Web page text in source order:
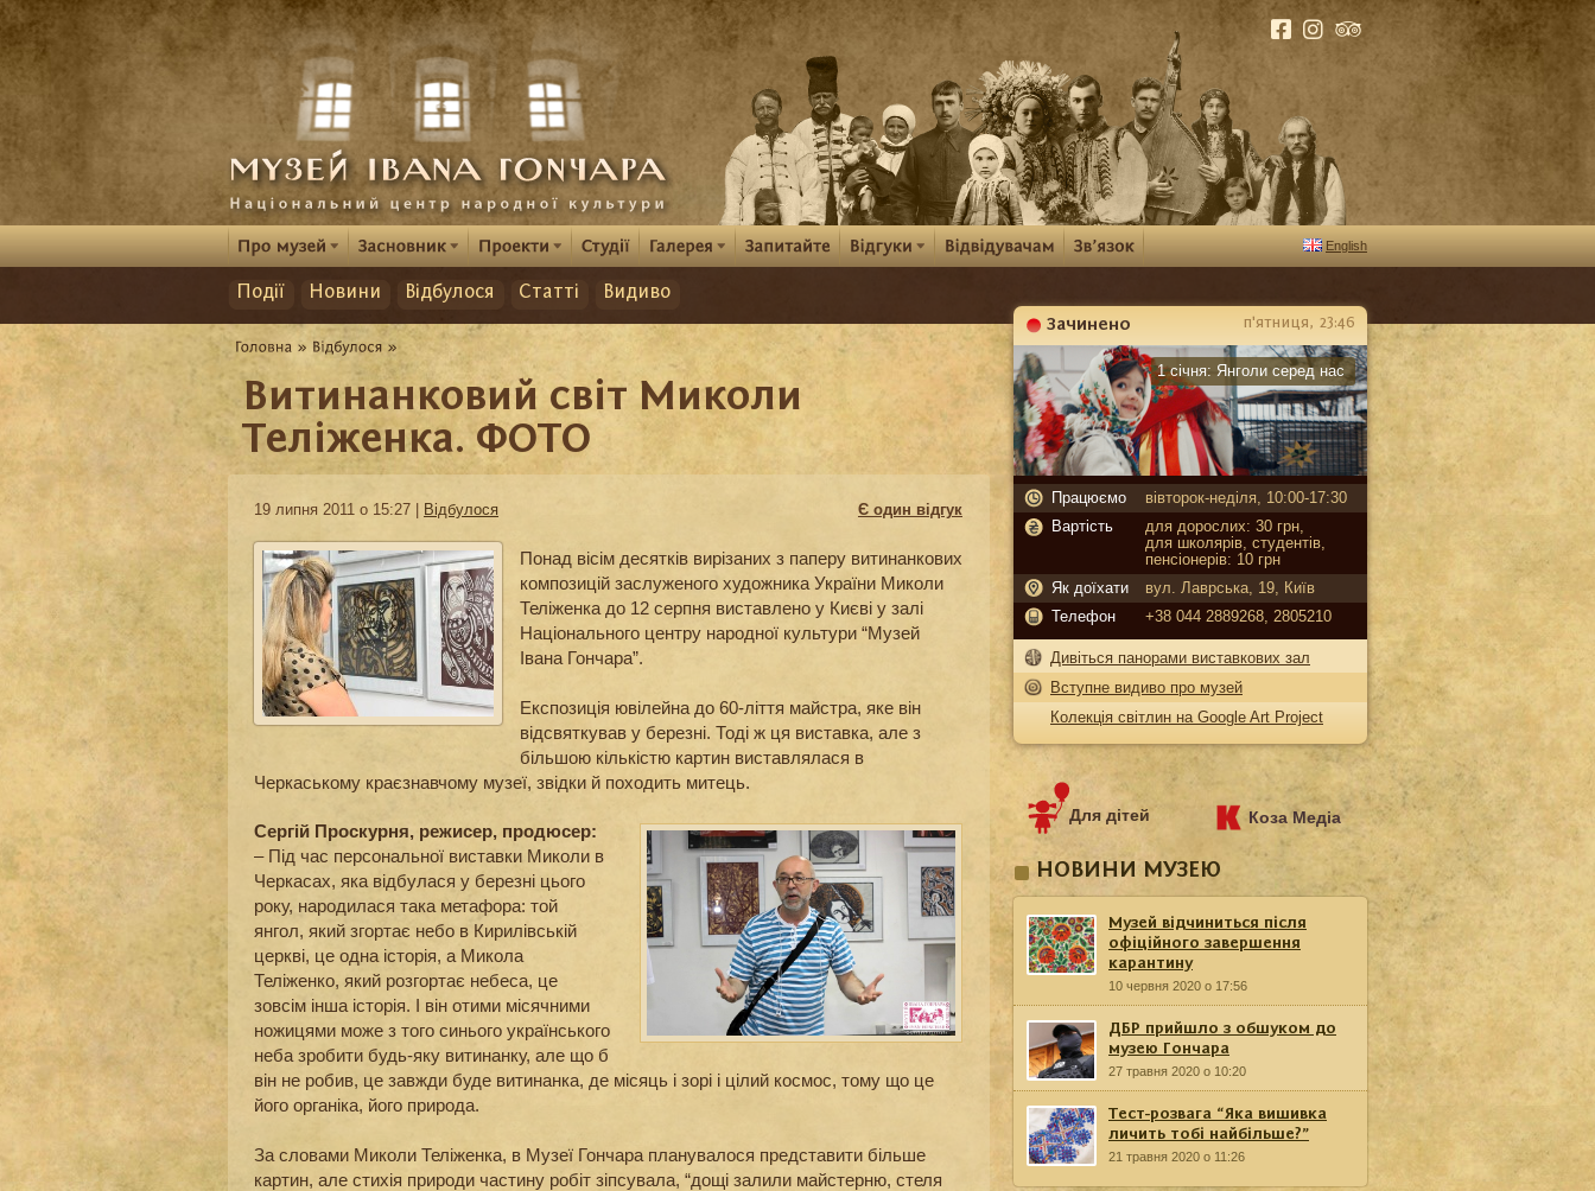
English
Події Новини Відбулося Статті Видиво
Витинанковий світ Миколи
Теліженка. ФОТО
19 липня 2011 о 15:27 | Відбулося Є один відгук
Понад вісім десятків вирізаних з паперу витинанкових
композицій заслуженого художника України Миколи
Теліженка до 12 серпня виставлено у Києві у залі
Національного центру народної культури “Музей
Івана Гончара”.
Експозиція ювілейна до 60-ліття майстра, яке він
відсвяткував у березні. Тоді ж ця виставка, але з
більшою кількістю картин виставлялася в
Черкаському краєзнавчому музеї, звідки й походить митець.
Сергій Проскурня, режисер, продюсер:
– Під час персональної виставки Миколи в
Черкасах, яка відбулася у березні цього
року, народилася така метафора: той
янгол, який згортає небо в Кирилівській
церкві, це одна історія, а Микола
Теліженко, який розгортає небеса, це
зовсім інша історія. І він отими місячними
ножицями може з того синього українського
неба зробити будь-яку витинанку, але що б
він не робив, це завжди буде витинанка, де місяць і зорі і цілий космос, тому що це
його органіка, його природа.
За словами Миколи Теліженка, в Музеї Гончара планувалося представити більше
картин, але стихія природи частину робіт зіпсувала, “дощі залили майстерню, стеля
Зачинено
Карантин
п'ятниця, 23:46
1 січня: Янголи серед нас
Працюємо
вівторок-неділя, 10:00-17:30
Вартість
для дорослих: 30 грн,
для школярів, студентів,
пенсіонерів: 10 грн
Як доїхати
вул. Лаврська, 19, Київ
Телефон
+38 044 2889268, 2805210
Дивіться панорами виставкових зал
Вступне видиво про музей
Колекція світлин на Google Art Project
Для дітей Коза Медіа
НОВИНИ МУЗЕЮ
Музей відчиниться після
офіційного завершення
карантину
10 червня 2020 о 17:56
ДБР прийшло з обшуком до
музею Гончара
27 травня 2020 о 10:20
Тест-розвага “Яка вишивка
личить тобі найбільше?”
21 травня 2020 о 11:26